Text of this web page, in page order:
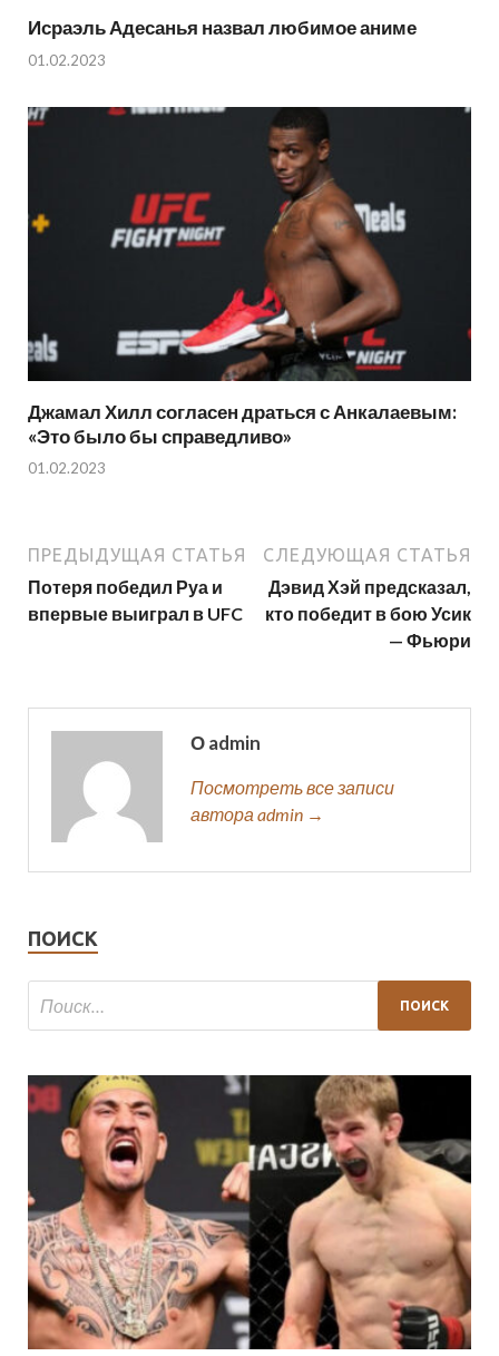
Исраэль Адесанья назвал любимое аниме
01.02.2023
Джамал Хилл согласен драться с Анкалаевым:
«Это было бы справедливо»
01.02.2023
ПРЕДЫДУЩАЯ СТАТЬЯ
Потеря победил Руа и
впервые выиграл в UFC
СЛЕДУЮЩАЯ СТАТЬЯ
Дэвид Хэй предсказал,
кто победит в бою Усик
— Фьюри
О admin
Посмотреть все записи
автора admin →
ПОИСК